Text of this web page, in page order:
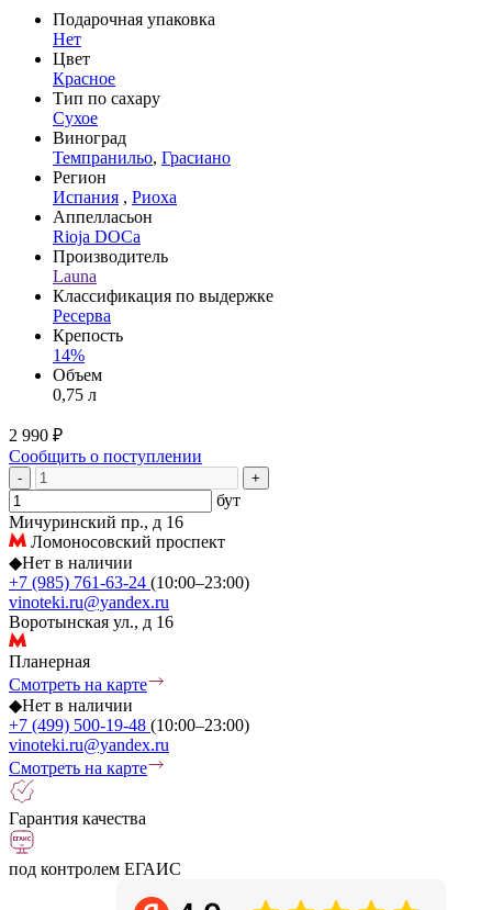
Подарочная упаковка
Нет
Цвет
Красное
Тип по сахару
Сухое
Виноград
Темпранильо, Грасиано
Регион
Испания , Риоха
Аппелласьон
Rioja DOCa
Производитель
Launa
Классификация по выдержке
Ресерва
Крепость
14%
Объем
0,75 л
2 990 ₽
Сообщить о поступлении
- +
бут
Мичуринский пр., д 16
Ломоносовский проспект
◆Нет в наличии
+7 (985) 761-63-24 (10:00–23:00)
vinoteki.ru@yandex.ru
Воротынская ул., д 16
Планерная
Смотреть на карте
◆Нет в наличии
+7 (499) 500-19-48 (10:00–23:00)
vinoteki.ru@yandex.ru
Смотреть на карте
Гарантия качества
под контролем ЕГАИС